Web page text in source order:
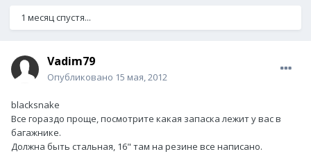
1 месяц спустя...
Vadim79
Опубликовано 15 мая, 2012
blacksnake
Все гораздо проще, посмотрите какая запаска лежит у вас в
багажнике.
Должна быть стальная, 16" там на резине все написано.